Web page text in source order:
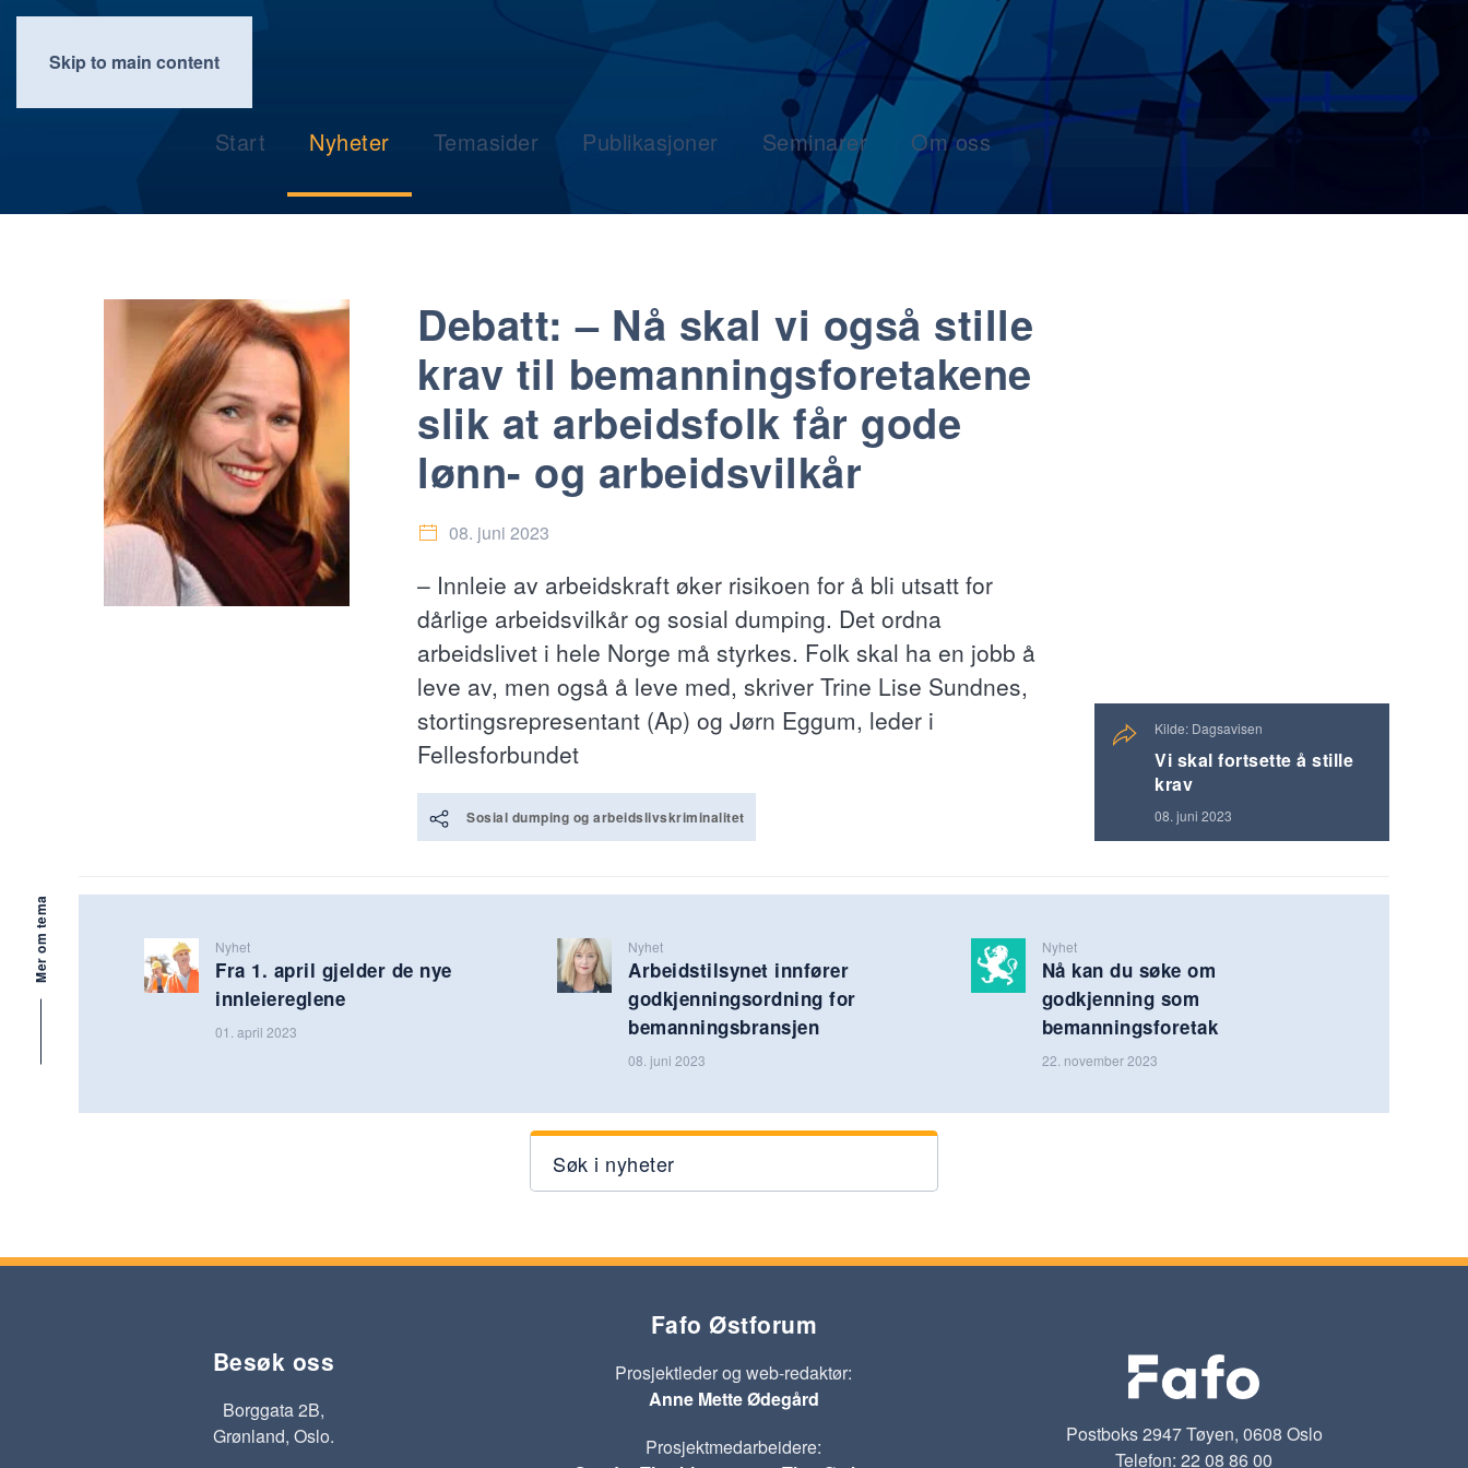
Skip to main content
Start Nyheter Temasider Publikasjoner Seminarer Om oss
Debatt: – Nå skal vi også stille
krav til bemanningsforetakene
slik at arbeidsfolk får gode
lønn- og arbeidsvilkår
08. juni 2023
– Innleie av arbeidskraft øker risikoen for å bli utsatt for
dårlige arbeidsvilkår og sosial dumping. Det ordna
arbeidslivet i hele Norge må styrkes. Folk skal ha en jobb å
leve av, men også å leve med, skriver Trine Lise Sundnes,
stortingsrepresentant (Ap) og Jørn Eggum, leder i
Fellesforbundet
Sosial dumping og arbeidslivskriminalitet
Kilde: Dagsavisen
Vi skal fortsette å stille
krav
08. juni 2023
Nyhet
Fra 1. april gjelder de nye
innleiereglene
01. april 2023
Nyhet
Arbeidstilsynet innfører
godkjenningsordning for
bemanningsbransjen
08. juni 2023
Nyhet
Nå kan du søke om
godkjenning som
bemanningsforetak
22. november 2023
Mer om tema
Søk i nyheter
Besøk oss
Borggata 2B,
Grønland, Oslo.
Fafo Østforum
Prosjektleder og web-redaktør:
Anne Mette Ødegård
Prosjektmedarbeidere:
Postboks 2947 Tøyen, 0608 Oslo
Telefon: 22 08 86 00